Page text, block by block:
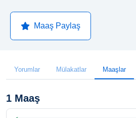
Maaş Paylaş
Yorumlar Mülakatlar Maaşlar
1 Maaş